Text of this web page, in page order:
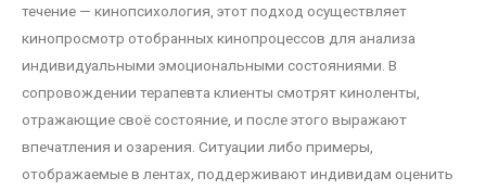
течение — кинопсихология, этот подход осуществляет
кинопросмотр отобранных кинопроцессов для анализа
индивидуальными эмоциональными состояниями. В
сопровождении терапевта клиенты смотрят киноленты,
отражающие своё состояние, и после этого выражают
впечатления и озарения. Ситуации либо примеры,
отображаемые в лентах, поддерживают индивидам оценить